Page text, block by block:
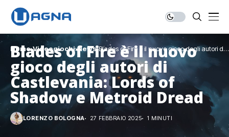
Home Videogiochi News Blades of Fire è il nuovo gioco degli autori di
Castlevania: Lords of Shadow e Metroid
Dread
Blades of Fire è il nuovo
gioco degli autori di
Castlevania: Lords of
Shadow e Metroid Dread
LORENZO BOLOGNA 27 FEBBRAIO 2025 1 MINUTI